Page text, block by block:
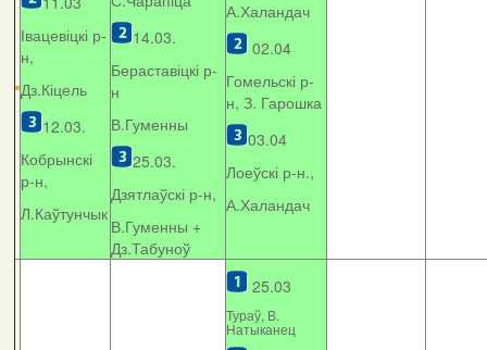
Івацевіцкі р-
н,
Дз.Кіцель
12.03.
Кобрынскі
р-н,
Л.Каўтунчык
14.03.
Бераставіцкі р-
н
В.Гуменны
25.03.
Дзятлаўскі р-н,
В.Гуменны +
Дз.Табуноў
А.Халандач
02.04
Гомельскі р-
н, З. Гарошка
03.04
Лоеўскі р-н.,
А.Халандач
25.03
Тураў, В.
Натыканец